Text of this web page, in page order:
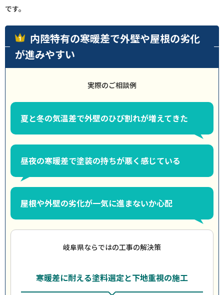
です。
内陸特有の寒暖差で外壁や屋根の劣化
が進みやすい
実際のご相談例
夏と冬の気温差で外壁のひび割れが増えてきた
昼夜の寒暖差で塗装の持ちが悪く感じている
屋根や外壁の劣化が一気に進まないか心配
岐阜県ならではの工事の解決策
寒暖差に耐える塗料選定と下地重視の施工